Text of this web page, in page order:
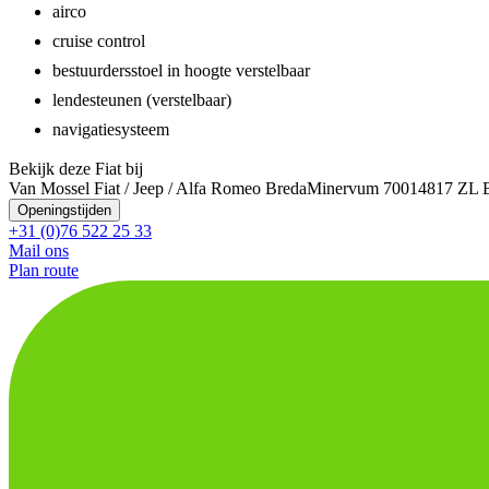
airco
cruise control
bestuurdersstoel in hoogte verstelbaar
lendesteunen (verstelbaar)
navigatiesysteem
Bekijk deze Fiat bij
Van Mossel Fiat / Jeep / Alfa Romeo BredaMinervum 70014817 ZL
Openingstijden
+31 (0)76 522 25 33
Mail ons
Plan route